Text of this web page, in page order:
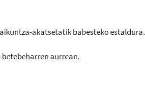
akatsetatik babesteko estaldura.
aurrean.